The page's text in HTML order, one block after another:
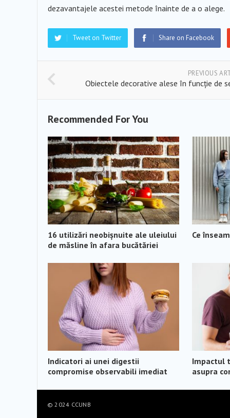
dezavantajele acestei metode înainte de a o alege.
Tweet on Twitter Share on Facebook
PREVIOUS
Obiectele decorative alese în funcție de
Recommended For You
16 utilizări neobișnuite ale uleiului
de măsline în afara bucătăriei
Ce
Indicatori ai unei digestii
compromise observabili imediat
Impactul
asupra
© 2024 CCUNB